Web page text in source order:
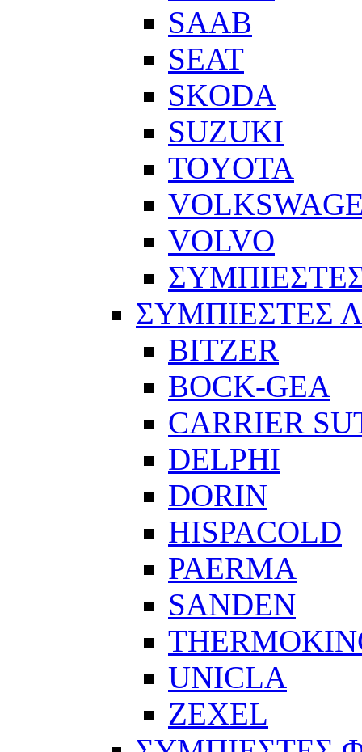
SAAB
SEAT
SKODA
SUZUKI
TOYOTA
VOLVO
ΣΥΜΠΙΕΣΤΕΣ
BITZER
BOCK-GEA
CARRIER
DELPHI
DORIN
HISPACOLD
PAERMA
SANDEN
UNICLA
ZEXEL